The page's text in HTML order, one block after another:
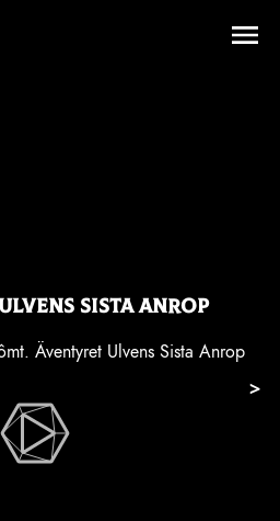
Sista Anrop
Äventyret Ulvens Sista Anrop
>